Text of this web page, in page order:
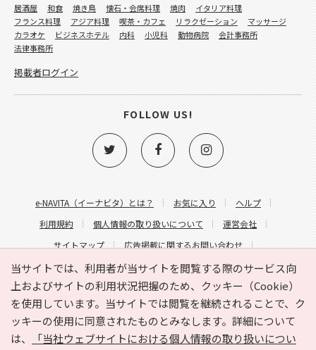
当サイトでは、利用者が当サイトを閲覧する際のサービス向
上およびサイトの利用状況把握のため、クッキー（Cookie）
を使用しています。当サイトでは閲覧を継続されることで、ク
ッキーの使用に同意されたものとみなします。詳細について
は、
「当社ウェブサイトにおける個人情報の取り扱いについ
e-NAVITA（イーナビタ）とは？ お気に入り
ヘルプ
利用規約
個人情報の取り扱いについて
運営会社
サイトマップ
広告掲載に関するお問い合わせ
サイトの内容に関するお問い合わせ
居酒屋 和食 焼き鳥 懐石・会席料理 焼肉
イタリア料理
フランス料理
アジア料理 喫茶・カフェ リラクゼーション
マッサージ
カラオケ
ビジネスホテル 内科 小児科 動物病院
会計事務所
法律事務所
掲載者ログイン
FOLLOW US!